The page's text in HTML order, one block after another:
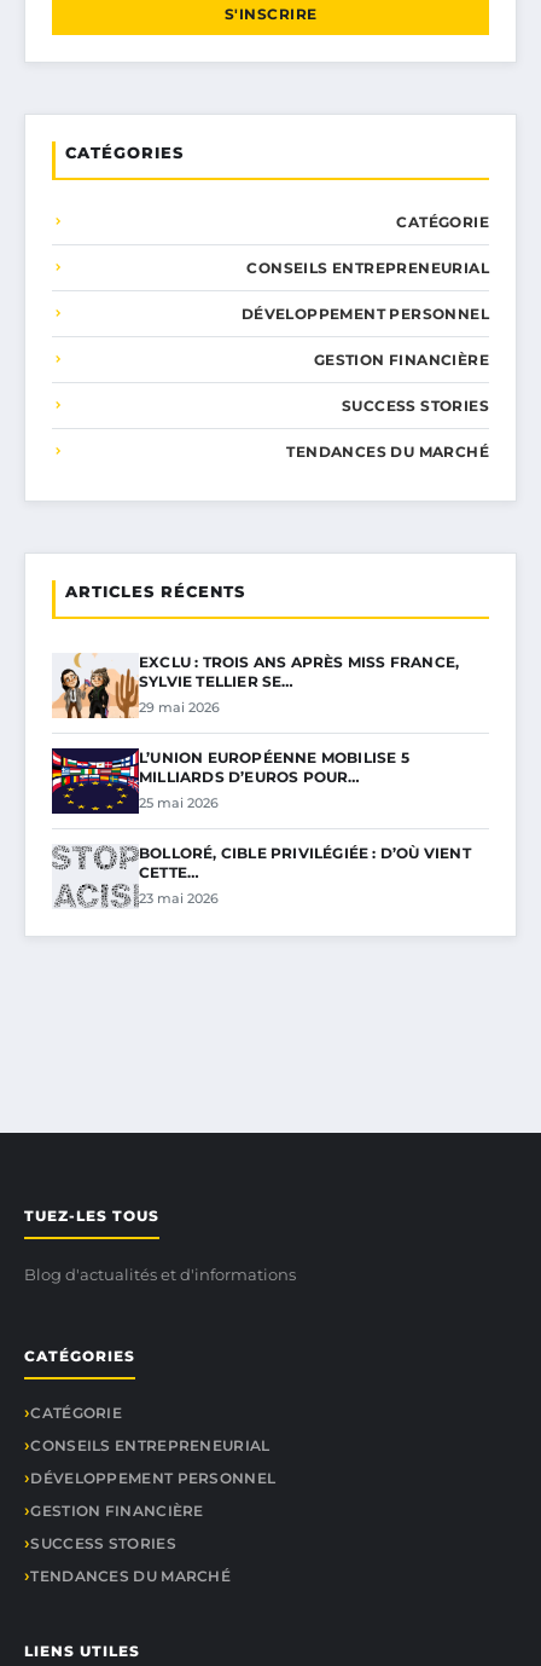
S'INSCRIRE
CATÉGORIES
CATÉGORIE
CONSEILS ENTREPRENEURIAL
DÉVELOPPEMENT PERSONNEL
GESTION FINANCIÈRE
SUCCESS STORIES
TENDANCES DU MARCHÉ
ARTICLES RÉCENTS
EXCLU : TROIS ANS APRÈS MISS FRANCE,
SYLVIE TELLIER SE…
29 mai 2026
L’UNION EUROPÉENNE MOBILISE 5
MILLIARDS D’EUROS POUR…
25 mai 2026
BOLLORÉ, CIBLE PRIVILÉGIÉE : D’OÙ VIENT
CETTE…
23 mai 2026
TUEZ-LES TOUS
Blog d'actualités et d'informations
CATÉGORIES
CATÉGORIE
CONSEILS ENTREPRENEURIAL
DÉVELOPPEMENT PERSONNEL
GESTION FINANCIÈRE
SUCCESS STORIES
TENDANCES DU MARCHÉ
LIENS UTILES